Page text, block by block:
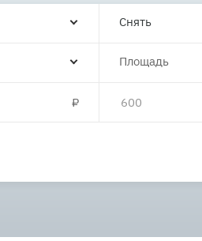
Снять
Площадь